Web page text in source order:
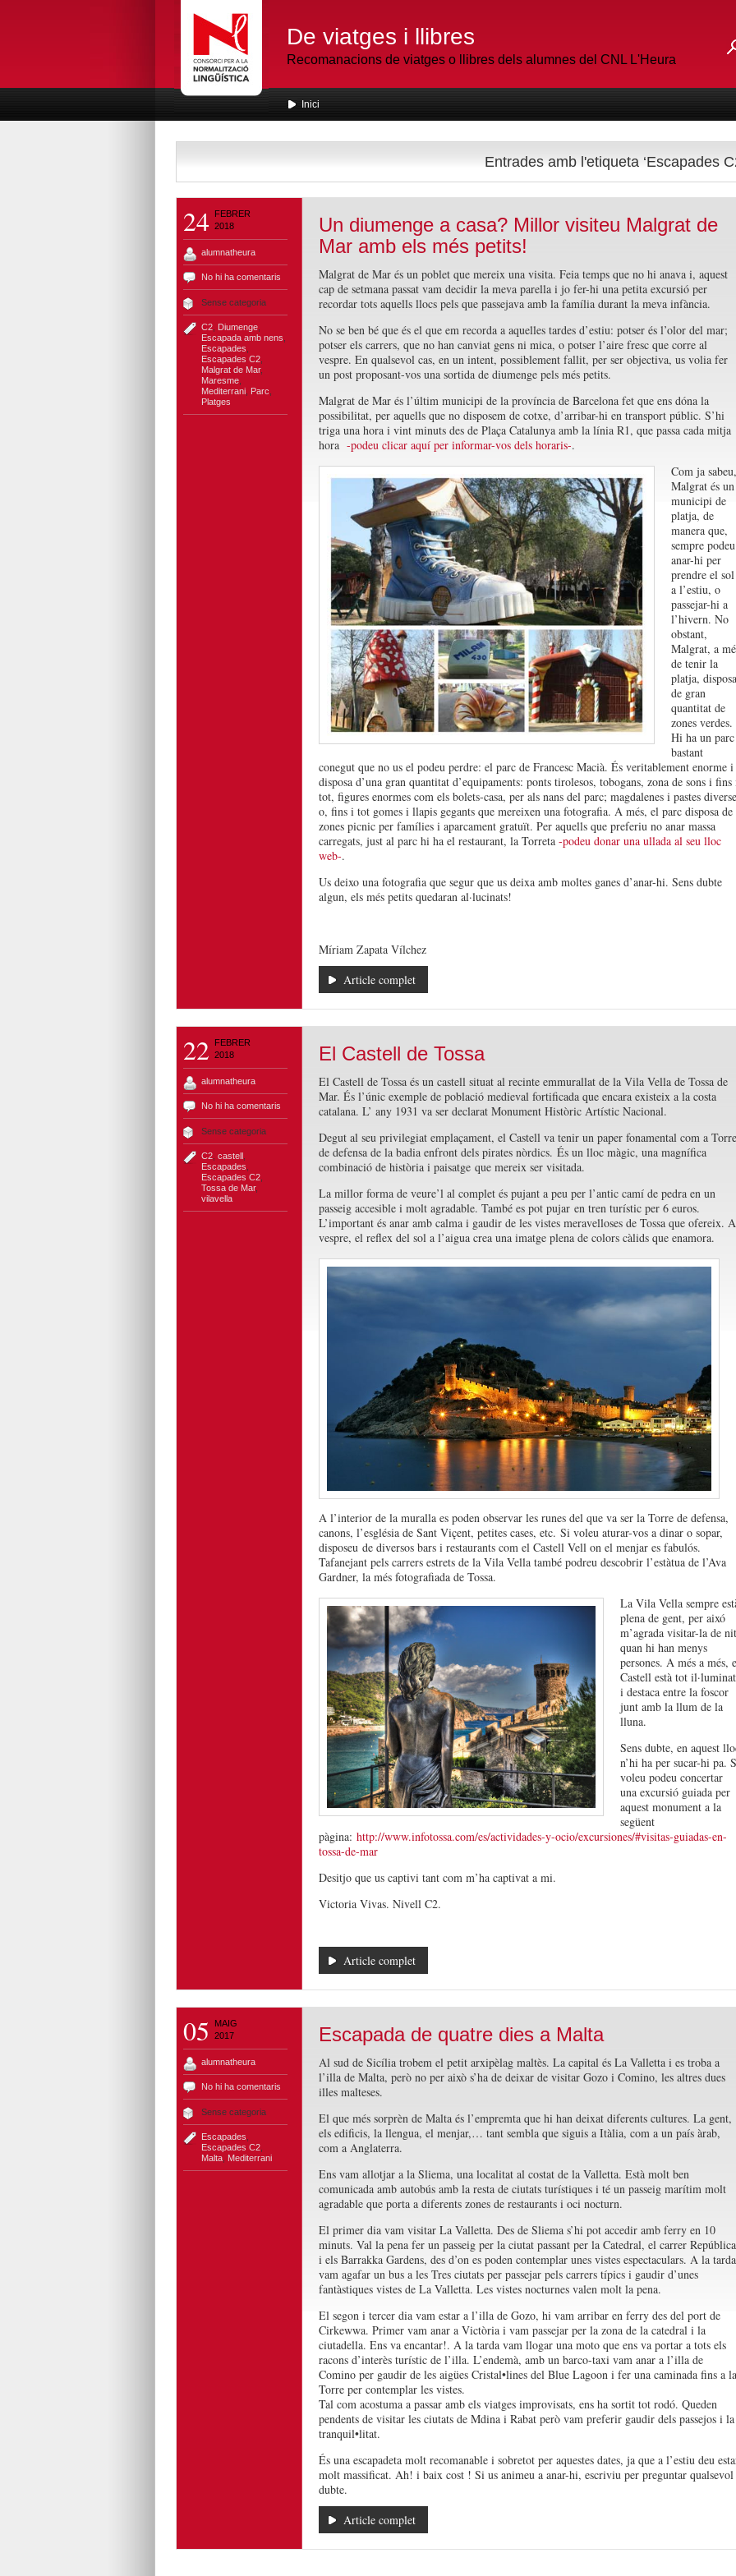
De viatges i llibres
Recomanacions de viatges o llibres dels alumnes del CNL L'Heura
Inici
Entrades amb l'etiqueta ‘Escapades
24
FEBRER
2018
alumnatheura
No hi ha comentaris
Sense categoria
C2, Diumenge,
Escapada amb nens
Escapades
Escapades C2,
Malgrat de Mar,
Maresme,
Mediterrani, Parc
Platges
Un diumenge a casa? Millor visiteu Malgrat de
Mar amb els més petits!
Malgrat de Mar és un poblet que mereix una visita. Feia temps que no hi anava i, aquest
cap de setmana passat vam decidir la meva parella i jo fer-hi una petita excursió per
recordar tots aquells llocs pels que passejava amb la família durant la meva infància.
No se ben bé que és el que em recorda a aquelles tardes d’estiu: potser és l’olor del mar;
potser els carrers, que no han canviat gens ni mica, o potser l’aire fresc que corre al
vespre. En qualsevol cas, en un intent, possiblement fallit, per ser objectiva, us volia fer
un post proposant-vos una sortida de diumenge pels més petits.
Malgrat de Mar és l’últim municipi de la província de Barcelona fet que ens dóna la
possibilitat, per aquells que no disposem de cotxe, d’arribar-hi en transport públic. S’hi
triga una hora i vint minuts des de Plaça Catalunya amb la línia R1, que passa cada mitja
hora -podeu clicar aquí per informar-vos dels horaris-.
Com ja sabeu,
Malgrat és un
municipi de
platja, de
manera que,
sempre podeu
anar-hi per
prendre el sol
a l’estiu, o
passejar-hi a
l’hivern. No
obstant,
Malgrat, a
de tenir la
platja, disposa
de gran
quantitat de
zones verdes.
Hi ha un parc
bastant
conegut que no us el podeu perdre: el parc de Francesc Macià. És veritablement enorme i
disposa d’una gran quantitat d’equipaments: ponts tirolesos, tobogans, zona de sons i fins
tot, figures enormes com els bolets-casa, per als nans del parc; magdalenes i pastes
o, fins i tot gomes i llapis gegants que mereixen una fotografia. A més, el parc disposa de
zones picnic per famílies i aparcament gratuït. Per aquells que preferiu no anar massa
carregats, just al parc hi ha el restaurant, la Torreta -podeu donar una ullada al seu lloc
web-.
Us deixo una fotografia que segur que us deixa amb moltes ganes d’anar-hi. Sens dubte
algun, els més petits quedaran al·lucinats!
Míriam Zapata Vílchez
Article complet
22
FEBRER
2018
alumnatheura
No hi ha comentaris
Sense categoria
C2, castell,
Escapades
Escapades C2,
Tossa de Mar,
vilavella
El Castell de Tossa
El Castell de Tossa és un castell situat al recinte emmurallat de la Vila Vella de Tossa de
Mar. És l’únic exemple de població medieval fortificada que encara existeix a la costa
catalana. L’ any 1931 va ser declarat Monument Històric Artístic Nacional.
Degut al seu privilegiat emplaçament, el Castell va tenir un paper fonamental com a Torre
de defensa de la badia enfront dels pirates nòrdics. És un lloc màgic, una magnífica
combinació de història i paisatge que mereix ser visitada.
La millor forma de veure’l al complet és pujant a peu per l’antic camí de pedra en un
passeig accesible i molt agradable. També es pot pujar en tren turístic per 6 euros.
L’important és anar amb calma i gaudir de les vistes meravelloses de Tossa que ofereix.
vespre, el reflex del sol a l’aigua crea una imatge plena de colors càlids que enamora.
A l’interior de la muralla es poden observar les runes del que va ser la Torre de defensa,
canons, l’església de Sant Viçent, petites cases, etc. Si voleu aturar-vos a dinar o sopar,
disposeu de diversos bars i restaurants com el Castell Vell on el menjar es fabulós.
Tafanejant pels carrers estrets de la Vila Vella també podreu descobrir l’estàtua de l’Ava
Gardner, la més fotografiada de Tossa.
La Vila Vella sempre
plena de gent, per aixó
m’agrada visitar-la de nit
quan hi han menys
persones. A més a més,
Castell està tot il·luminat
i destaca entre la foscor
junt amb la llum de la
lluna.
Sens dubte, en aquest
n’hi ha per sucar-hi pa.
voleu podeu concertar
una excursió guiada per
aquest monument a la
següent
pàgina: http://www.infotossa.com/es/actividades-y-ocio/excursiones/#visitas-guiadas-en-
tossa-de-mar
Desitjo que us captivi tant com m’ha captivat a mi.
Victoria Vivas. Nivell C2.
Article complet
05
MAIG
2017
alumnatheura
No hi ha comentaris
Sense categoria
Escapades
Escapades C2,
Malta, Mediterrani
Escapada de quatre dies a Malta
Al sud de Sicília trobem el petit arxipèlag maltès. La capital és La Valletta i es troba a
l’illa de Malta, però no per això s’ha de deixar de visitar Gozo i Comino, les altres dues
illes malteses.
El que més sorprèn de Malta és l’empremta que hi han deixat diferents cultures. La gent,
els edificis, la llengua, el menjar,… tant sembla que siguis a Itàlia, com a un país àrab,
com a Anglaterra.
Ens vam allotjar a la Sliema, una localitat al costat de la Valletta. Està molt ben
comunicada amb autobús amb la resta de ciutats turístiques i té un passeig marítim molt
agradable que porta a diferents zones de restaurants i oci nocturn.
El primer dia vam visitar La Valletta. Des de Sliema s’hi pot accedir amb ferry en 10
minuts. Val la pena fer un passeig per la ciutat passant per la Catedral, el carrer República
i els Barrakka Gardens, des d’on es poden contemplar unes vistes espectaculars. A la tarda
vam agafar un bus a les Tres ciutats per passejar pels carrers típics i gaudir d’unes
fantàstiques vistes de La Valletta. Les vistes nocturnes valen molt la pena.
El segon i tercer dia vam estar a l’illa de Gozo, hi vam arribar en ferry des del port de
Cirkewwa. Primer vam anar a Victòria i vam passejar per la zona de la catedral i la
ciutadella. Ens va encantar!. A la tarda vam llogar una moto que ens va portar a tots els
racons d’interès turístic de l’illa. L’endemà, amb un barco-taxi vam anar a l’illa de
Comino per gaudir de les aigües Cristal•lines del Blue Lagoon i fer una caminada fins a la
Torre per contemplar les vistes.
Tal com acostuma a passar amb els viatges improvisats, ens ha sortit tot rodó. Queden
pendents de visitar les ciutats de Mdina i Rabat però vam preferir gaudir dels passejos i la
tranquil•litat.
És una escapadeta molt recomanable i sobretot per aquestes dates, ja que a l’estiu deu
molt massificat. Ah! i baix cost ! Si us animeu a anar-hi, escriviu per preguntar qualsevol
dubte.
Article complet